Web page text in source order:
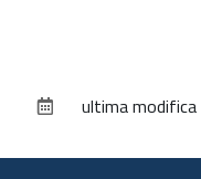
documentoultima modifica